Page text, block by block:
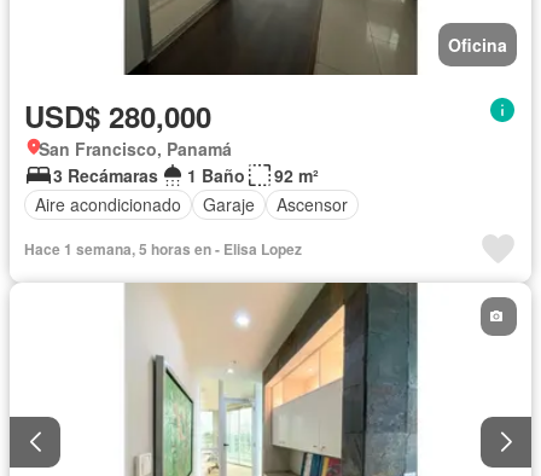
Oficina
USD$ 280,000
San Francisco, Panamá
3 Recámaras
1 Baño
92 m²
Aire acondicionado
Garaje Ascensor
Hace 1 semana, 5 horas en - Elisa Lopez